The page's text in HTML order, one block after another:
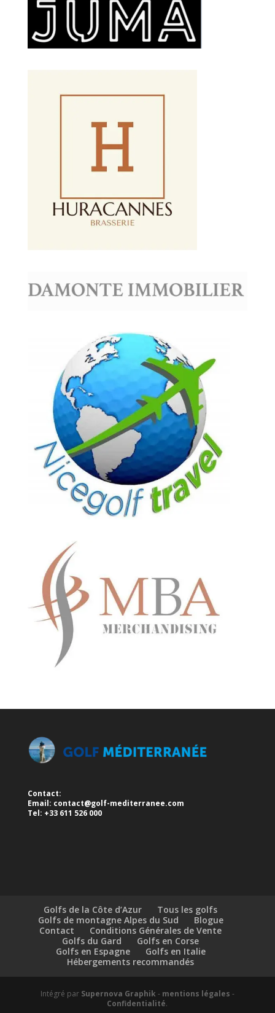
Contact:
Email: contact@golf-mediterranee.com
Tel: +33 611 526 000
Golfs de la Côte d’Azur
Tous les golfs
Golfs de montagne Alpes du Sud
Blogue
Contact
Conditions Générales de Vente
Golfs du Gard
Golfs en Corse
Golfs en Espagne
Golfs en Italie
Hébergements recommandés
Intégré par Supernova Graphik - mentions légales -
Confidentialité.